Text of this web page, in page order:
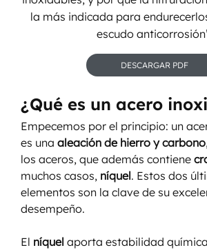
la más indicada para
escudo
DESCARGAR PDF
¿Qué es un acero
Empecemos por el principio: un
es una aleación de hierro y carbono
los aceros, que además contiene
muchos casos, níquel. Estos dos
elementos son la clave de su
desempeño.
El níquel aporta estabilidad